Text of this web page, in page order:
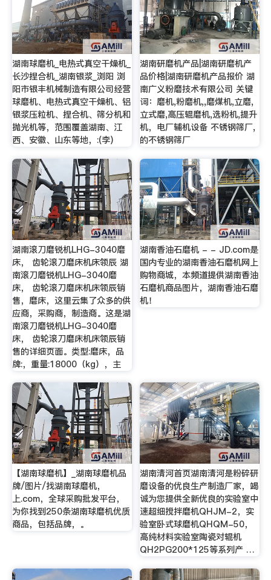
湖南球磨机_电热式真空干燥机_
长沙捏合机_湖南银浆_浏阳 浏
阳市银丰机械制造有限公司经营
球磨机、电热式真空干燥机、铝
银浆压粒机、捏合机、筛分机和
抛光机等，范围覆盖湖南、江
西、安徽、山东等地，:(李)
湖南研磨机产品|湖南研磨机产
品价格|湖南研磨机产品报价 湖
南广义粉磨技术有限公司 关键
词：磨机,粉磨机,,磨煤机,立磨,
立式磨,高压辊磨机,选粉机,提升
机，电厂辅机设备 不锈钢筛厂,
的不锈钢筛厂
湖南滚刀磨锐机LHG-3040磨
床， 齿轮滚刀磨床机床领辰 湖
南滚刀磨锐机LHG-3040磨
床， 齿轮滚刀磨床机床领辰销
售，磨床，这里云集了众多的供
应商，采购商，制造商。这是湖
南滚刀磨锐机LHG-3040磨
床， 齿轮滚刀磨床机床领辰销
售的详细页面。类型:磨床，品
牌:，重量:18000（kg），主
湖南香油石磨机 - - JD.com是
国内专业的湖南香油石磨机网上
购物商城，本频道提供湖南香油
石磨机商品图片，湖南香油石磨
机！
【湖南球磨机】_湖南球磨机品
牌/图片/找湖南球磨机，
上.com，全球采购批发平台，
为你找到250条湖南球磨机优质
商品，包括品牌，。
湖南清河首页湖南清河是粉碎研
磨设备的优良生产制造厂家，竭
诚为您提供全新优良的实验室中
速超细搅拌磨机QHJM-2，实
验室卧式球磨机QHQM-50，
高纯材料实验室陶瓷对辊机
QH2PG200*125等系列产 …